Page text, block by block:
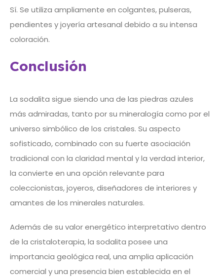
Sí. Se utiliza ampliamente en colgantes, pulseras,
pendientes y joyería artesanal debido a su intensa
coloración.
Conclusión
La sodalita sigue siendo una de las piedras azules
más admiradas, tanto por su mineralogía como por el
universo simbólico de los cristales. Su aspecto
sofisticado, combinado con su fuerte asociación
tradicional con la claridad mental y la verdad interior,
la convierte en una opción relevante para
coleccionistas, joyeros, diseñadores de interiores y
amantes de los minerales naturales.
Además de su valor energético interpretativo dentro
de la cristaloterapia, la sodalita posee una
importancia geológica real, una amplia aplicación
comercial y una presencia bien establecida en el